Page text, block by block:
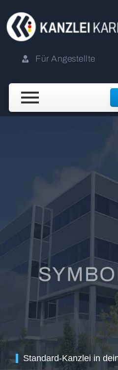
Für Angestellte
Standard-Kanzlei in